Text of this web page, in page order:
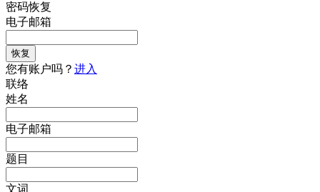
密码恢复
电子邮箱
恢复
您有账户吗？ 进入
联络
姓名
电子邮箱
题目
文词